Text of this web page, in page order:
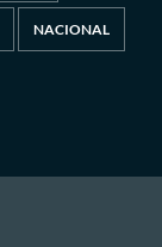
NACIONAL